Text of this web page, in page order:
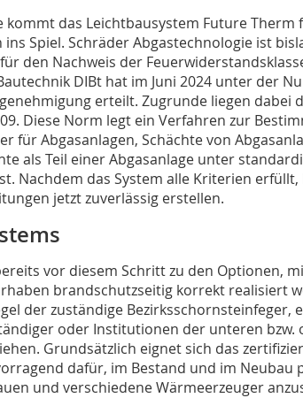
kommt das Leichtbausystem Future Therm
Spiel. Schräder Abgastechnologie ist
den Nachweis der
DIBt hat im Juni 2024 unter der
erteilt. Zugrunde liegen dabei
09. Diese Norm legt ein Verfahren zur
für Abgasanlagen, Schächte von
als Teil einer Abgasanlage unter
Nachdem das System alle Kriterien erfüllt,
jetzt zuverlässig erstellen.
vor diesem Schritt zu den Optionen,
brandschutzseitig korrekt realisiert
der zuständige Bezirksschornsteinfeger,
oder Institutionen der unteren bzw.
Grundsätzlich eignet sich das
dafür, im Bestand und im Neubau
und verschiedene Wärmeerzeuger